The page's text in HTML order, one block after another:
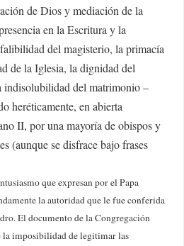
de Dios y mediación de la
en la Escritura y la
del magisterio, la primacía
de la Iglesia, la dignidad del
indisolubilidad del matrimonio –
heréticamente, en abierta
II, por una mayoría de obispos y
(aunque se disfrace bajo frases
que expresan por el Papa
la autoridad que le fue conferida
El documento de la Congregación
la imposibilidad de legitimar las